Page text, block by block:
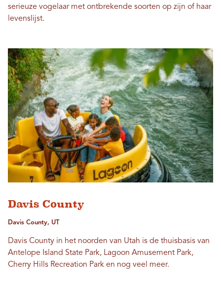
serieuze vogelaar met ontbrekende soorten op zijn of haar
levenslijst.
Davis County
Davis County, UT
Davis County in het noorden van Utah is de thuisbasis van
Antelope Island State Park, Lagoon Amusement Park,
Cherry Hills Recreation Park en nog veel meer.